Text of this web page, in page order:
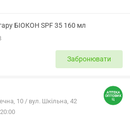
БІОКОН SPF 35 160 мл
Забронювати
10 / вул. Шкільна, 42